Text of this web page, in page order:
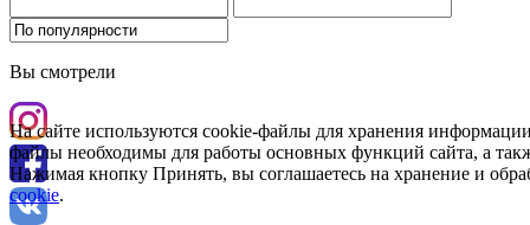
Вы смотрели
На сайте используются cookie-файлы для хранения
файлы необходимы для работы основных функций сайта, а
Нажимая кнопку Принять, вы соглашаетесь на хранение и
cookie.